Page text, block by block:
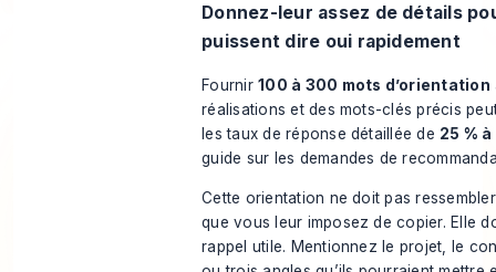
Donnez-leur assez de détails
puissent dire oui rapidement
Fournir100 à 300 mots d’orientation
réalisations et des mots-clés précis
les taux de réponse détaillée de 25 %
guide sur les demandes de
Cette orientation ne doit pas
que vous leur imposez de copier. Elle
rappel utile. Mentionnez le projet, le